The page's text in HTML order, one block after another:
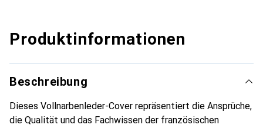
Produktinformationen
Beschreibung
Dieses Vollnarbenleder-Cover repräsentiert die Ansprüche,
die Qualität und das Fachwissen der französischen